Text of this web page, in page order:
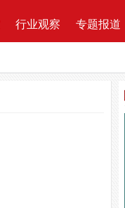
行业观察 专题报道